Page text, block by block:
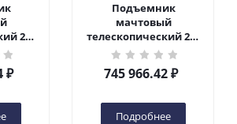
200
200S
в
₽
Подъемник
мачтовый
телескопический 200
кг 10 м TOR GTWY10-
200S DC 2-мачтовый
(автономный) (N) в
745 966.42₽
Подробнее